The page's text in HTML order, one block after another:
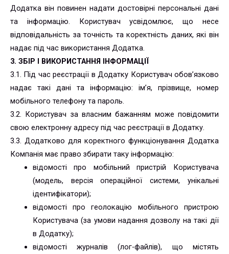
Додатка він повинен надати достовірні персональні дані
та інформацію. Користувач усвідомлює, що несе
відповідальність за точність та коректність даних, які він
надає під час використання Додатка.
3. ЗБІР І ВИКОРИСТАННЯ ІНФОРМАЦІЇ
3.1. Під час реєстрації в Додатку Користувач обов’язково
надає такі дані та інформацію: ім’я, прізвище, номер
мобільного телефону та пароль.
3.2. Користувач за власним бажанням може повідомити
свою електронну адресу під час реєстрації в Додатку.
3.3. Додатково для коректного функціонування Додатка
Компанія має право збирати таку інформацію:
відомості про мобільний пристрій Користувача
(модель, версія операційної системи, унікальні
ідентифікатори);
відомості про геолокацію мобільного пристрою
Користувача (за умови надання дозволу на такі дії
в Додатку);
відомості журналів (лог-файлів), що містять